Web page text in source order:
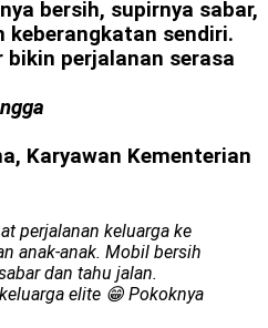
bersih, supirnya sabar,
keberangkatan sendiri.
bikin perjalanan serasa
Karyawan Kementerian
perjalanan keluarga ke
anak-anak. Mobil bersih
dan tahu jalan.
elite 😁 Pokoknya